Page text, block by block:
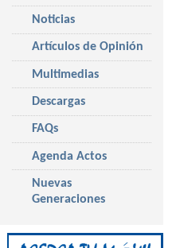
Noticias
Artículos de Opinión
Multimedias
Descargas
FAQs
Agenda Actos
Nuevas
Generaciones